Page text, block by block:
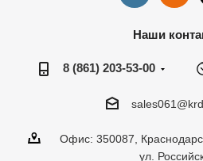
Наши
8 (861) 203-53-00
Офис: 350087,
ул.